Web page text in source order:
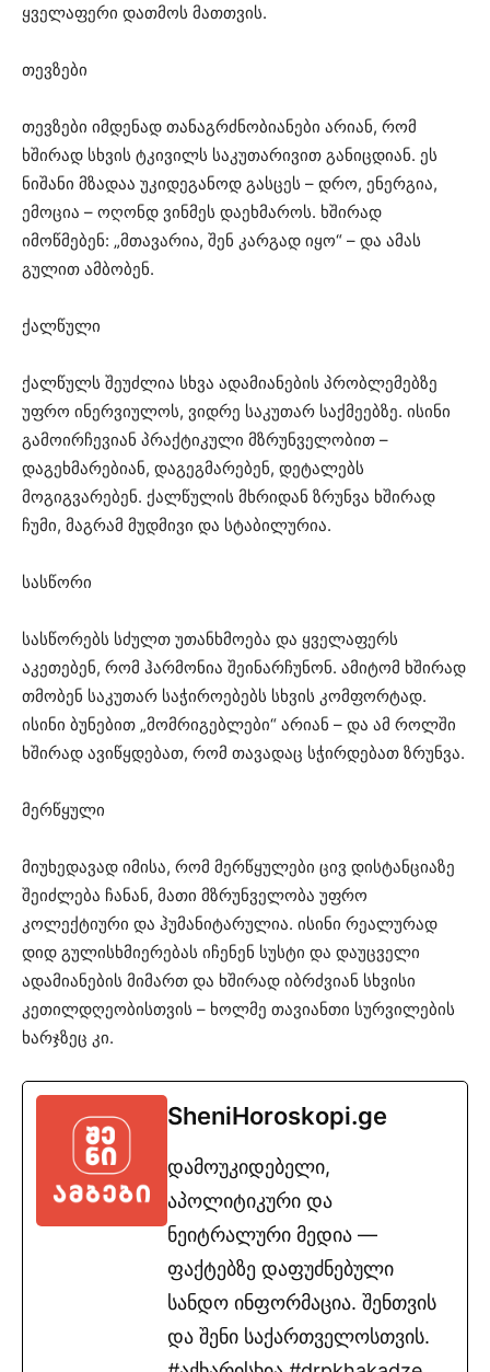
ყველაფერი დათმოს მათთვის.
თევზები
თევზები იმდენად თანაგრძნობიანები არიან, რომ
ხშირად სხვის ტკივილს საკუთარივით განიცდიან. ეს
ნიშანი მზადაა უკიდეგანოდ გასცეს – დრო, ენერგია,
ემოცია – ოღონდ ვინმეს დაეხმაროს. ხშირად
იმოწმებენ: „მთავარია, შენ კარგად იყო“ – და ამას
გულით ამბობენ.
ქალწული
ქალწულს შეუძლია სხვა ადამიანების პრობლემებზე
უფრო ინერვიულოს, ვიდრე საკუთარ საქმეებზე. ისინი
გამოირჩევიან პრაქტიკული მზრუნველობით –
დაგეხმარებიან, დაგეგმარებენ, დეტალებს
მოგიგვარებენ. ქალწულის მხრიდან ზრუნვა ხშირად
ჩუმი, მაგრამ მუდმივი და სტაბილურია.
სასწორი
სასწორებს სძულთ უთანხმოება და ყველაფერს
აკეთებენ, რომ ჰარმონია შეინარჩუნონ. ამიტომ ხშირად
თმობენ საკუთარ საჭიროებებს სხვის კომფორტად.
ისინი ბუნებით „მომრიგებლები“ არიან – და ამ როლში
ხშირად ავიწყდებათ, რომ თავადაც სჭირდებათ ზრუნვა.
მერწყული
მიუხედავად იმისა, რომ მერწყულები ცივ დისტანციაზე
შეიძლება ჩანან, მათი მზრუნველობა უფრო
კოლექტიური და ჰუმანიტარულია. ისინი რეალურად
დიდ გულისხმიერებას იჩენენ სუსტი და დაუცველი
ადამიანების მიმართ და ხშირად იბრძვიან სხვისი
კეთილდღეობისთვის – ხოლმე თავიანთი სურვილების
ხარჯზეც კი.
SheniHoroskopi.ge
დამოუკიდებელი,
აპოლიტიკური და
ნეიტრალური მედია —
ფაქტებზე დაფუძნებული
სანდო ინფორმაცია. შენთვის
და შენი საქართველოსთვის.